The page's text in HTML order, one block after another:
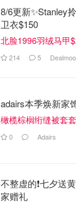
8/6更新✨Stanley
卫衣$150
北脸1996羽绒马甲
214 5
adairs本季焕新家
橄榄棕榈绗缝被套
0 Adairs
不整虚的❗️七夕送
家赠礼